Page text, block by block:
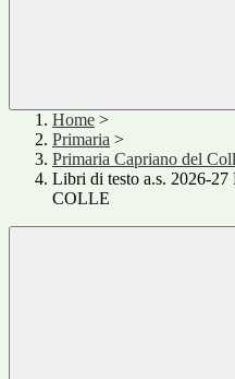
Home >
Primaria >
Primaria Capriano del
Libri di testo a.s. 2026-
COLLE